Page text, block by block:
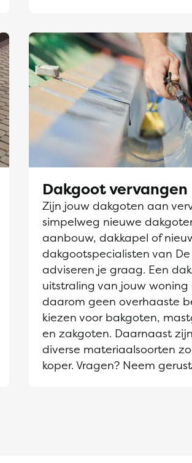
Dakgoot vervangen
Zijn jouw dakgoten aan
simpelweg nieuwe
aanbouw, dakkapel of
dakgootspecialisten van
adviseren je graag. Een
uitstraling van jouw
daarom geen overhaaste
kiezen voor bakgoten,
en zakgoten. Daarnaast
diverse materiaalsoorten
koper. Vragen? Neem